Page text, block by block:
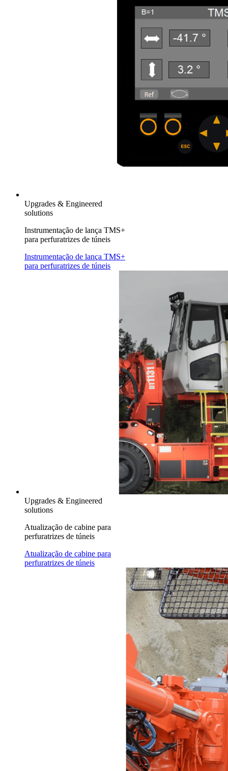
Upgrades & Engineered
solutions
Instrumentação de lança TMS+
para perfuratrizes de túneis
Instrumentação de lança TMS+
para perfuratrizes de túneis
Upgrades & Engineered
solutions
Atualização de cabine para
perfuratrizes de túneis
Atualização de cabine para
perfuratrizes de túneis